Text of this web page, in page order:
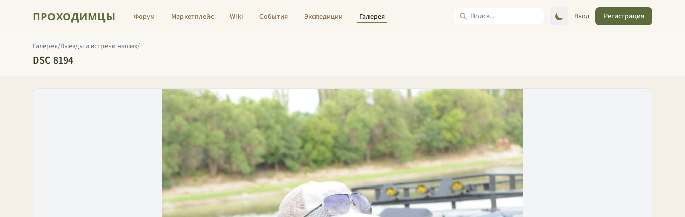
ПРОХОДИМЦЫ Форум Маркетплейс Wiki События Экспедиции Галерея Вход Регистрация
Галерея/Выезды и встречи наших/
DSC 8194